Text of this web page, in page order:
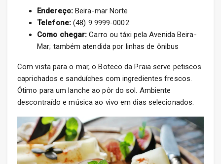
Endereço:Beira-mar Norte
Telefone:(48) 9 9999-0002
Como chegar: Carro ou táxi pela Avenida Beira-
Mar; também atendida por linhas de ônibus
Com vista para o mar, o Boteco da Praia serve petiscos
caprichados e sanduíches com ingredientes frescos.
Ótimo para um lanche ao pôr do sol. Ambiente
descontraído e música ao vivo em dias selecionados.